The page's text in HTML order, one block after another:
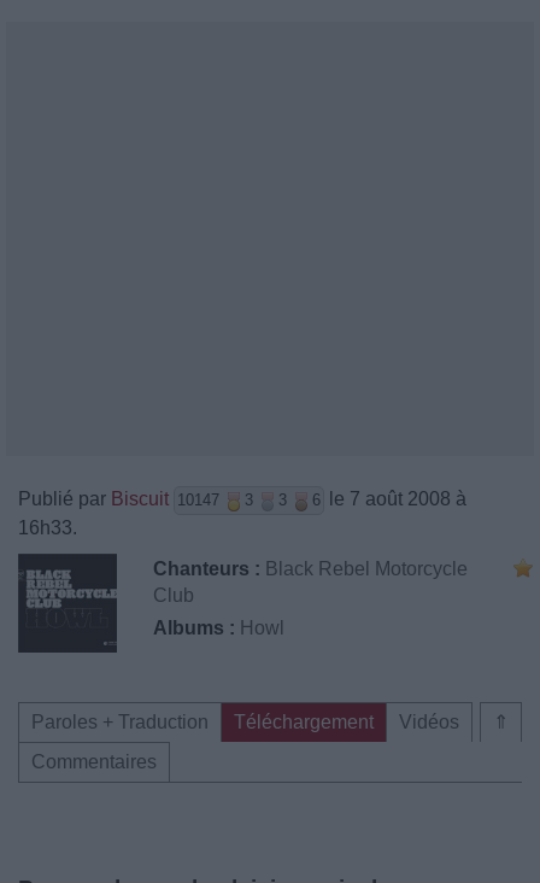
Publié par Biscuit 10147 3 3 6
le 7 août 2008 à
16h33.
Chanteurs : Black Rebel Motorcycle
Club
Albums : Howl
⇑
Paroles + Traduction Téléchargement
Vidéos
Commentaires